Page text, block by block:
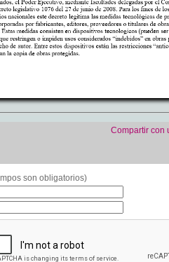
Compartir con
son obligatorios)